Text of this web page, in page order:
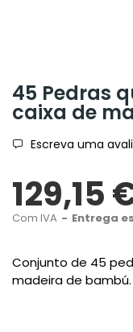
45 Pedras
caixa de
Escreva uma
129,15
Com IVA Entrega
Conjunto de 45
madeira de bambú.